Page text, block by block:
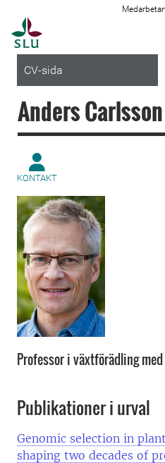
CV-sida
Anders Carlsson
KONTAKT
Professor i växtförädling
Publikationer i urval
Genomic selection in
shaping two decades of